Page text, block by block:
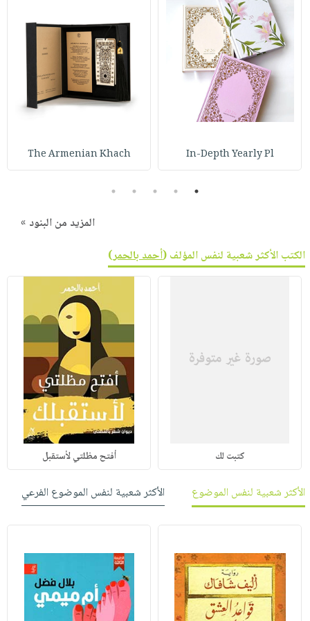
صابون
أطفال
مناسبات
فيديوهات
أسئلة
يتكرر
طرحها
خدمات
انشر
كتابك
عربة
التسوق
نشرة
الإصدارات
In-Depth Yearly Pl
The Armenian Khach
1
2
3
4
5
المزيد من البنود »
الكتب الأكثر شعبية لنفس المؤلف (أحمد بالحمر)
كتبت لك أفتح مظلتي لأستقبل
الأكثر شعبية لنفس الموضوع الأكثر شعبية لنفس الموضوع الفرعي